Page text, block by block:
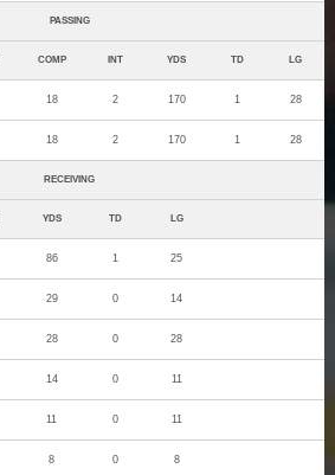
PASSING
COMP INT YDS TD LG
18 2 170 1 28
18 2 170 1 28
RECEIVING
YDS TD LG
86 1 25
29 0 14
28 0 28
14 0 11
11 0 11
8 0 8